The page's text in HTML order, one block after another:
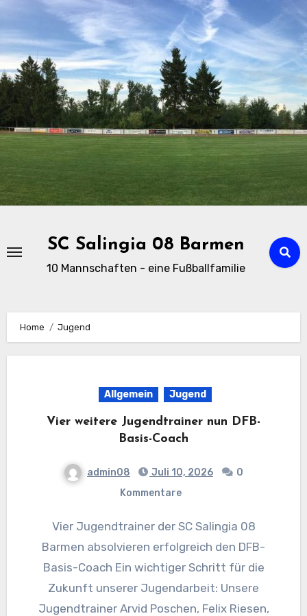
Zu
Inhalten
springen
SC Salingia 08 Barmen
10 Mannschaften - eine Fußballfamilie
Home Jugend
Allgemein Jugend
Vier weitere Jugendtrainer nun DFB-
Basis-Coach
admin08 Juli 10, 2026
0
Kommentare
Vier Jugendtrainer der SC Salingia 08
Barmen absolvieren erfolgreich den DFB-
Basis-Coach Ein wichtiger Schritt für die
Zukunft unserer Jugendarbeit: Unsere
Jugendtrainer Arvid Poschen, Felix Riesen,